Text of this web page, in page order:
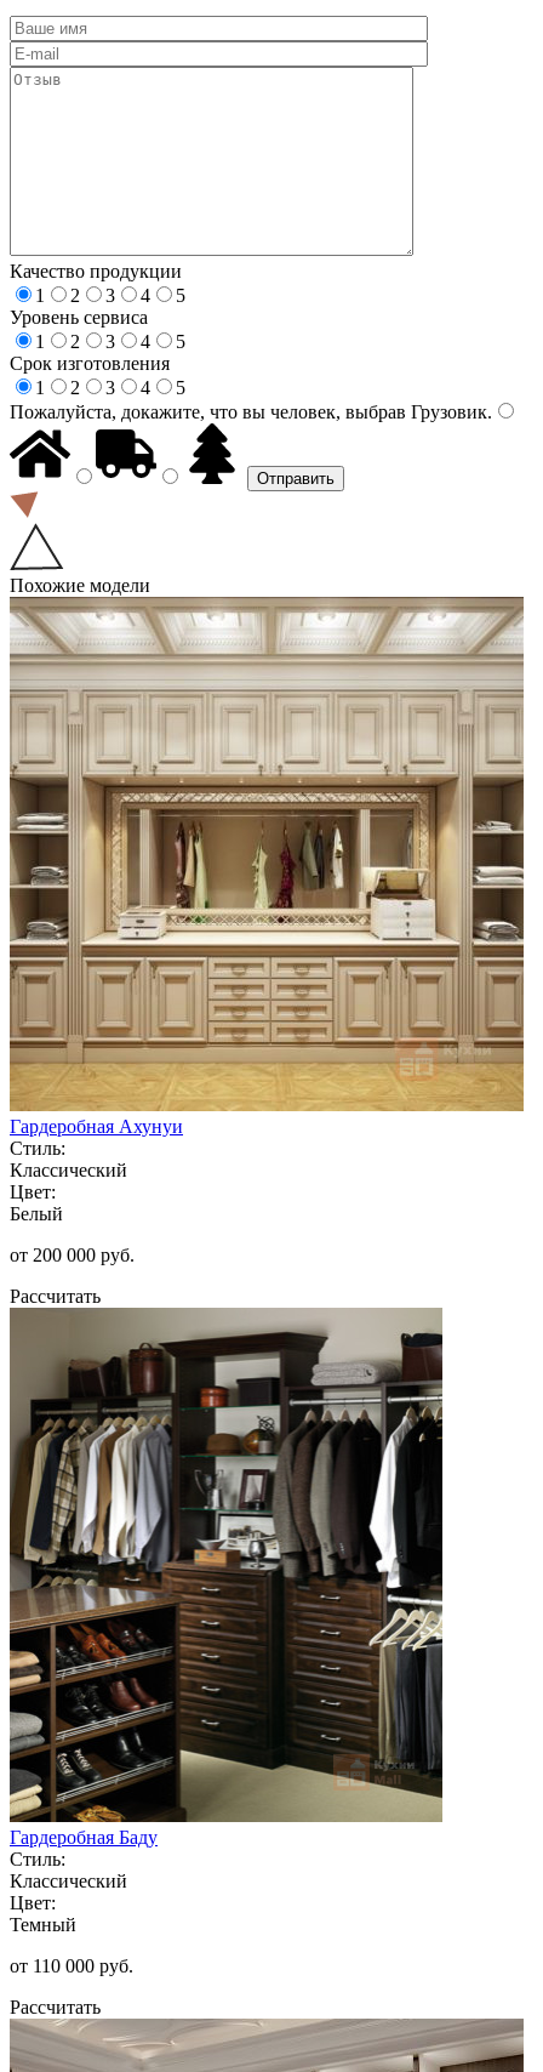
Качество продукции
1
2 3 4
5
Уровень сервиса
1
2 3 4
5
Срок изготовления
1
2 3 4
5
Пожалуйста, докажите, что вы человек, выбрав Грузовик.
Похожие модели
Гардеробная Ахунуи
Стиль:
Классический
Цвет:
Белый
от 200 000 руб.
Рассчитать
Гардеробная Баду
Стиль:
Классический
Цвет:
Темный
от 110 000 руб.
Рассчитать